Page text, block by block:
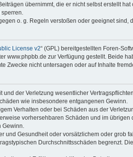
übernimmt, die er nicht selbst erstellt
o. g. Regeln verstoßen oder geeignet sind,
License v2“ (GPL) bereitgestellten Foren-
zur Verfügung gestellt. Beide
Zwecke nicht untersagen oder auf Inhalte
der Verletzung wesentlicher
wie insbesondere entgangenen Gewinn.
Verhalten oder bei Schäden aus der
vorhersehbaren Schäden und im
Gesundheit oder vorsätzlichem oder grob
Durchschnittsschäden begrenzt.